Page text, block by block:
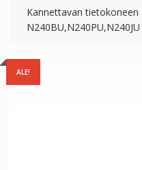
Kannettavan tietokoneen
N240BU,N240PU,N240JU
ALE!